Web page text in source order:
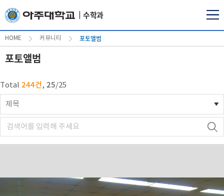
수학과
HOME 커뮤니티 포토앨범
포토앨범
Total 244건, 25/25
제목